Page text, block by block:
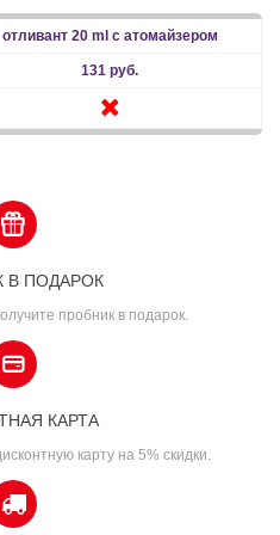
отливант 20 ml с атомайзером
131 руб.
В ПОДАРОК
пробник в подарок.
КАРТА
карту на 5% скидки.